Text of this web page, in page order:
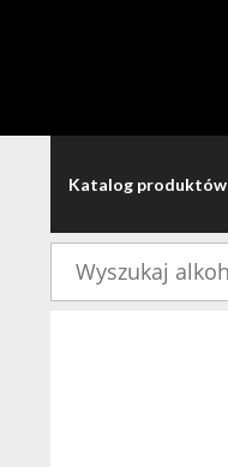
Katalog produktów